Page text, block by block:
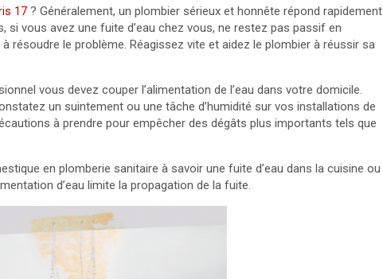
17 ? Généralement, un plombier sérieux et honnête répond rapidement
si vous avez une fuite d’eau chez vous, ne restez pas passif en
résoudre le problème. Réagissez vite et aidez le plombier à réussir sa
vous devez couper l’alimentation de l’eau dans votre domicile.
un suintement ou une tâche d’humidité sur vos installations de
à prendre pour empêcher des dégâts plus importants tels que
en plomberie sanitaire à savoir une fuite d’eau dans la cuisine ou
d’eau limite la propagation de la fuite.